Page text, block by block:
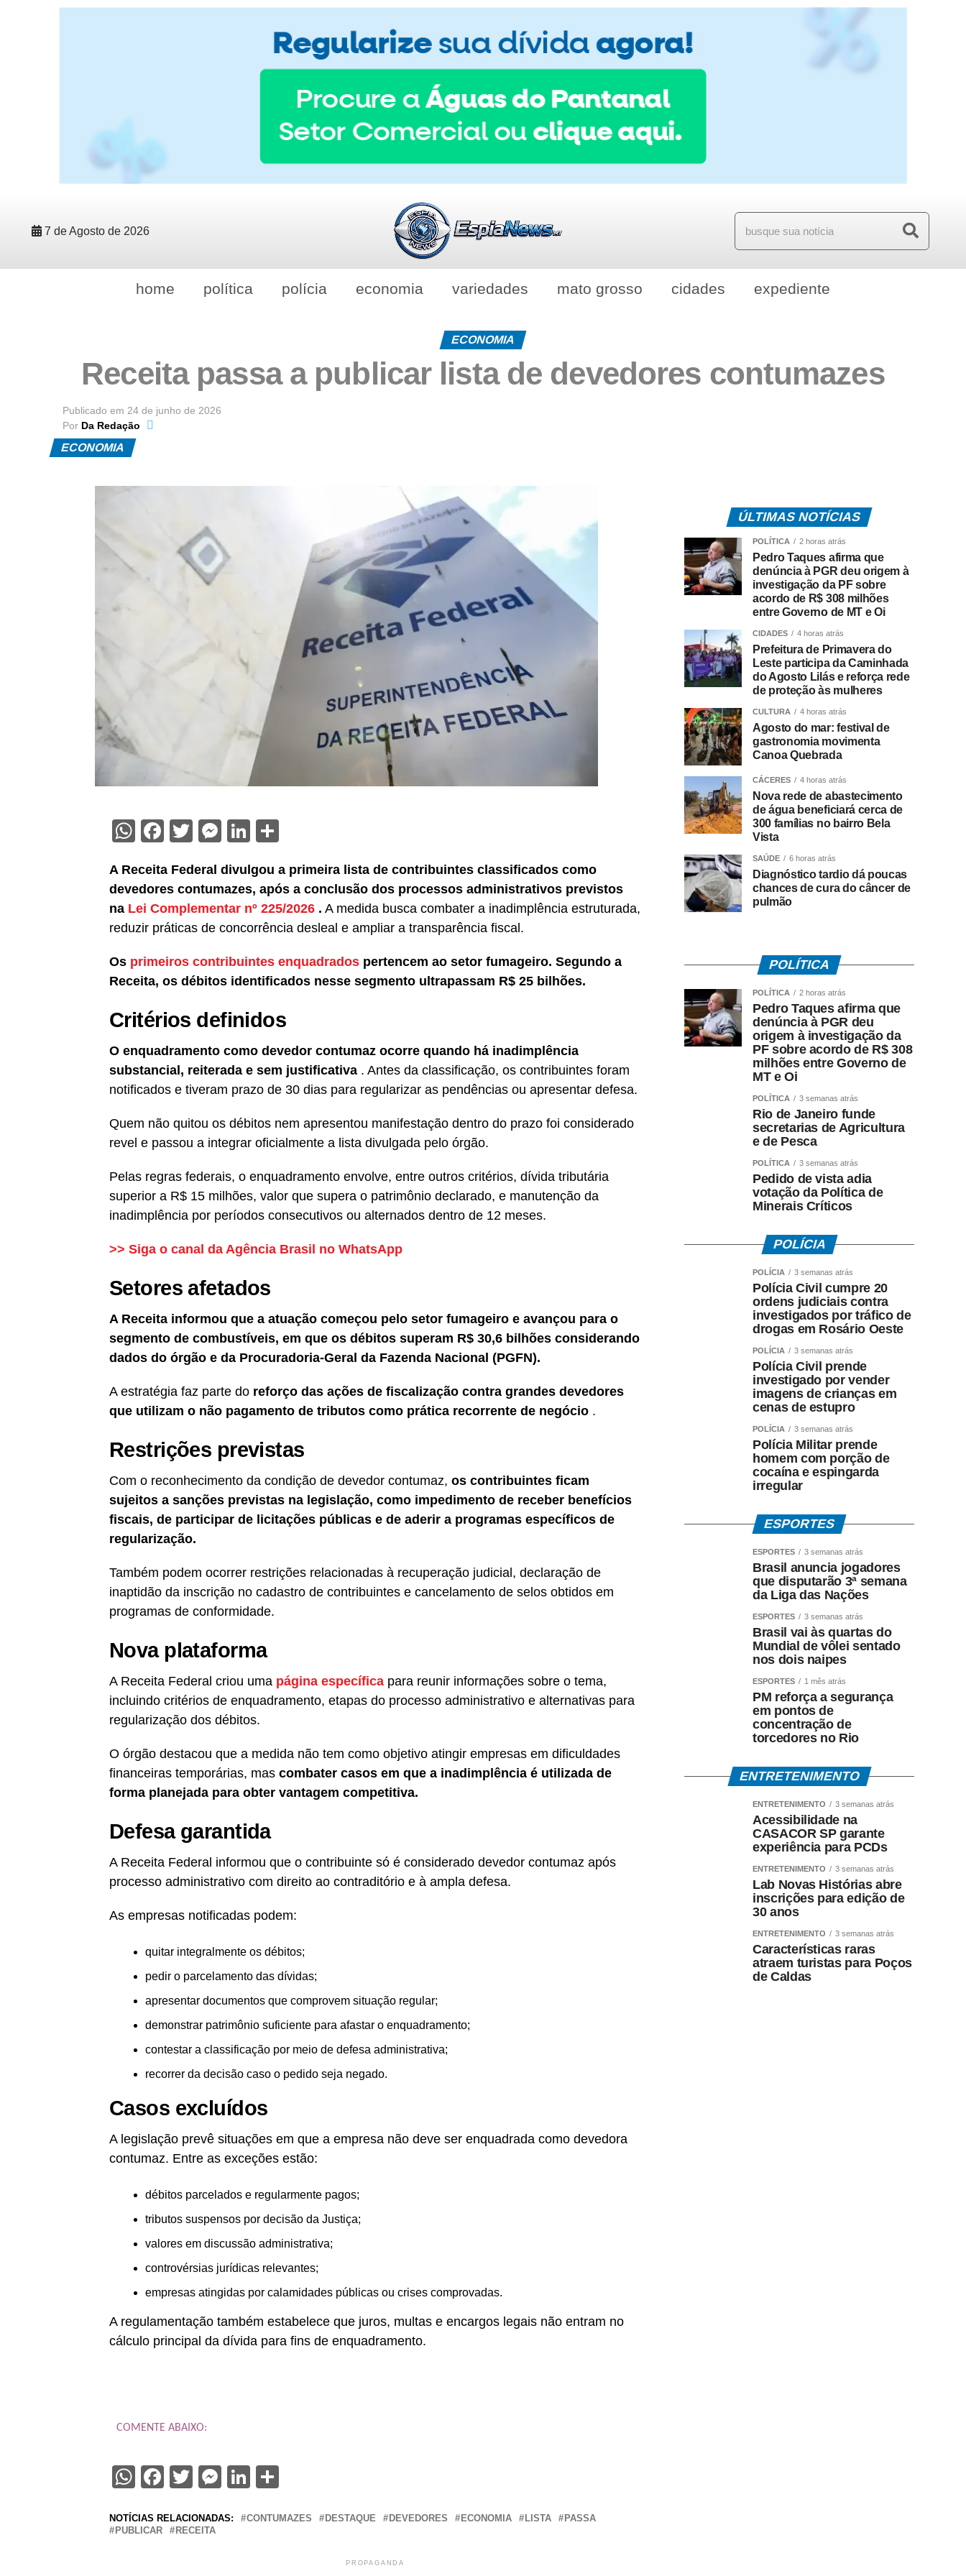
7 de Agosto de 2026
home política polícia economia variedades mato grosso cidades expediente
ECONOMIA
Receita passa a publicar lista de devedores contumazes
Publicado em 24 de junho de 2026
Por Da Redação
ECONOMIA
WhatsApp
Facebook
Twitter
Messenger
LinkedIn
A Receita Federal divulgou a primeira lista de contribuintes classificados como
devedores contumazes, após a conclusão dos processos administrativos previstos
na Lei Complementar nº 225/2026 . A medida busca combater a inadimplência estruturada,
reduzir práticas de concorrência desleal e ampliar a transparência fiscal.
Os primeiros contribuintes enquadrados pertencem ao setor fumageiro. Segundo a
Receita, os débitos identificados nesse segmento ultrapassam R$ 25 bilhões.
Critérios definidos
O enquadramento como devedor contumaz ocorre quando há inadimplência
substancial, reiterada e sem justificativa . Antes da classificação, os contribuintes foram
notificados e tiveram prazo de 30 dias para regularizar as pendências ou apresentar defesa.
Quem não quitou os débitos nem apresentou manifestação dentro do prazo foi considerado
revel e passou a integrar oficialmente a lista divulgada pelo órgão.
Pelas regras federais, o enquadramento envolve, entre outros critérios, dívida tributária
superior a R$ 15 milhões, valor que supera o patrimônio declarado, e manutenção da
inadimplência por períodos consecutivos ou alternados dentro de 12 meses.
>> Siga o canal da Agência Brasil no WhatsApp
Setores afetados
A Receita informou que a atuação começou pelo setor fumageiro e avançou para o
segmento de combustíveis, em que os débitos superam R$ 30,6 bilhões considerando
dados do órgão e da Procuradoria-Geral da Fazenda Nacional (PGFN).
A estratégia faz parte do reforço das ações de fiscalização contra grandes devedores
que utilizam o não pagamento de tributos como prática recorrente de negócio .
Restrições previstas
Com o reconhecimento da condição de devedor contumaz, os contribuintes ficam
sujeitos a sanções previstas na legislação, como impedimento de receber benefícios
fiscais, de participar de licitações públicas e de aderir a programas específicos de
regularização.
Também podem ocorrer restrições relacionadas à recuperação judicial, declaração de
inaptidão da inscrição no cadastro de contribuintes e cancelamento de selos obtidos em
programas de conformidade.
Nova plataforma
A Receita Federal criou uma página específica para reunir informações sobre o tema,
incluindo critérios de enquadramento, etapas do processo administrativo e alternativas para
regularização dos débitos.
O órgão destacou que a medida não tem como objetivo atingir empresas em dificuldades
financeiras temporárias, mas combater casos em que a inadimplência é utilizada de
forma planejada para obter vantagem competitiva.
Defesa garantida
A Receita Federal informou que o contribuinte só é considerado devedor contumaz após
processo administrativo com direito ao contraditório e à ampla defesa.
As empresas notificadas podem:
quitar integralmente os débitos;
pedir o parcelamento das dívidas;
apresentar documentos que comprovem situação regular;
demonstrar patrimônio suficiente para afastar o enquadramento;
contestar a classificação por meio de defesa administrativa;
recorrer da decisão caso o pedido seja negado.
Casos excluídos
A legislação prevê situações em que a empresa não deve ser enquadrada como devedora
contumaz. Entre as exceções estão:
débitos parcelados e regularmente pagos;
tributos suspensos por decisão da Justiça;
valores em discussão administrativa;
controvérsias jurídicas relevantes;
empresas atingidas por calamidades públicas ou crises comprovadas.
A regulamentação também estabelece que juros, multas e encargos legais não entram no
cálculo principal da dívida para fins de enquadramento.
COMENTE ABAIXO:
WhatsApp
Facebook
Twitter
Messenger
LinkedIn
NOTÍCIAS RELACIONADAS: CONTUMAZES DESTAQUE DEVEDORES ECONOMIA LISTA
PASSA
PUBLICAR
RECEITA
PROPAGANDA
ÚLTIMAS NOTÍCIAS
POLÍTICA 2 horas atrás
Pedro Taques afirma que
denúncia à PGR deu origem à
investigação da PF sobre
acordo de R$ 308 milhões
entre Governo de MT e Oi
CIDADES 4 horas atrás
Prefeitura de Primavera do
Leste participa da Caminhada
do Agosto Lilás e reforça rede
de proteção às mulheres
CULTURA 4 horas atrás
Agosto do mar: festival de
gastronomia movimenta
Canoa Quebrada
CÁCERES 4 horas atrás
Nova rede de abastecimento
de água beneficiará cerca de
300 famílias no bairro Bela
Vista
SAÚDE 6 horas atrás
Diagnóstico tardio dá poucas
chances de cura do câncer de
pulmão
POLÍTICA
POLÍTICA 2 horas atrás
Pedro Taques afirma que
denúncia à PGR deu
origem à investigação da
PF sobre acordo de R$ 308
milhões entre Governo de
MT e Oi
POLÍTICA 3 semanas atrás
Rio de Janeiro funde
secretarias de Agricultura
e de Pesca
POLÍTICA 3 semanas atrás
Pedido de vista adia
votação da Política de
Minerais Críticos
POLÍCIA
POLÍCIA 3 semanas atrás
Polícia Civil cumpre 20
ordens judiciais contra
investigados por tráfico de
drogas em Rosário Oeste
POLÍCIA 3 semanas atrás
Polícia Civil prende
investigado por vender
imagens de crianças em
cenas de estupro
POLÍCIA 3 semanas atrás
Polícia Militar prende
homem com porção de
cocaína e espingarda
irregular
ESPORTES
ESPORTES 3 semanas atrás
Brasil anuncia jogadores
que disputarão 3ª semana
da Liga das Nações
ESPORTES 3 semanas atrás
Brasil vai às quartas do
Mundial de vôlei sentado
nos dois naipes
ESPORTES 1 mês atrás
PM reforça a segurança
em pontos de
concentração de
torcedores no Rio
ENTRETENIMENTO
ENTRETENIMENTO 3 semanas atrás
Acessibilidade na
CASACOR SP garante
experiência para PCDs
ENTRETENIMENTO 3 semanas atrás
Lab Novas Histórias abre
inscrições para edição de
30 anos
ENTRETENIMENTO 3 semanas atrás
Características raras
atraem turistas para Poços
de Caldas